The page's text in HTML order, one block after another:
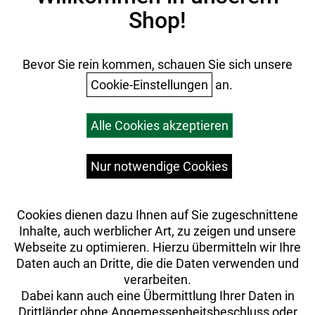
Ihr Einkauf
Versandkosten
Shop!
Bevor Sie rein kommen, schauen Sie sich unsere
Cookie-Einstellungen an.
Alle Cookies akzeptieren
Nur notwendige Cookies
Cookies dienen dazu Ihnen auf Sie zugeschnittene
Inhalte, auch werblicher Art, zu zeigen und unsere
Webseite zu optimieren. Hierzu übermitteln wir Ihre
Daten auch an Dritte, die die Daten verwenden und
verarbeiten.
Dabei kann auch eine Übermittlung Ihrer Daten in
Drittländer ohne Angemessenheitsbeschluss oder